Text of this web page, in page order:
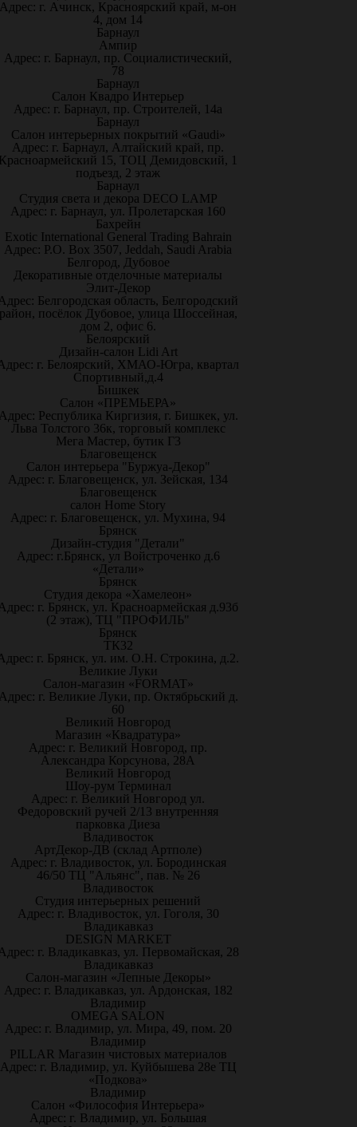
Адрес: г. Ачинск, Красноярский край, м-он
4, дом 14
Барнаул
Ампир
Адрес: г. Барнаул, пр. Социалистический,
78
Барнаул
Салон Квадро Интерьер
Адрес: г. Барнаул, пр. Строителей, 14а
Барнаул
Салон интерьерных покрытий «Gaudi»
Адрес: г. Барнаул, Алтайский край, пр.
15, ТОЦ Демидовский, 1
подъезд, 2 этаж
Барнаул
Студия света и декора DECO LAMP
Адрес: г. Барнаул, ул. Пролетарская 160
Бахрейн
Exotic International General Trading Bahrain
Адрес: P.O. Box 3507, Jeddah, Saudi Arabia
Белгород, Дубовое
Декоративные отделочные материалы
Элит-Декор
Белгородская область, Белгородский
посёлок Дубовое, улица Шоссейная,
дом 2, офис 6.
Белоярский
Дизайн-салон Lidi Art
г. Белоярский, ХМАО-Югра, квартал
Спортивный,д.4
Бишкек
Салон «ПРЕМЬЕРА»
Республика Киргизия, г. Бишкек, ул.
Льва Толстого 36к, торговый комплекс
Мега Мастер, бутик Г3
Благовещенск
Салон интерьера "Буржуа-Декор"
Адрес: г. Благовещенск, ул. Зейская, 134
Благовещенск
салон Home Story
Адрес: г. Благовещенск, ул. Мухина, 94
Брянск
Дизайн-студия "Детали"
Адрес: г.Брянск, ул Войстроченко д.6
«Детали»
Брянск
Студия декора «Хамелеон»
г. Брянск, ул. Красноармейская д.93б
(2 этаж), ТЦ "ПРОФИЛЬ"
Брянск
ТК32
г. Брянск, ул. им. О.Н. Строкина, д.2.
Великие Луки
Салон-магазин «FORMAT»
г. Великие Луки, пр. Октябрьский д.
60
Великий Новгород
Магазин «Квадратура»
Адрес: г. Великий Новгород, пр.
Александра Корсунова, 28А
Великий Новгород
Шоу-рум Терминал
Адрес: г. Великий Новгород ул.
Федоровский ручей 2/13 внутренняя
парковка Диеза
Владивосток
АртДекор-ДВ (склад Артполе)
Адрес: г. Владивосток, ул. Бородинская
46/50 ТЦ "Альянс", пав. № 26
Владивосток
Студия интерьерных решений
Адрес: г. Владивосток, ул. Гоголя, 30
Владикавказ
DESIGN MARKET
г. Владикавказ, ул. Первомайская, 28
Владикавказ
Салон-магазин «Лепные Декоры»
Адрес: г. Владикавказ, ул. Ардонская, 182
Владимир
OMEGA SALON
Адрес: г. Владимир, ул. Мира, 49, пом. 20
Владимир
PILLAR Магазин чистовых материалов
Адрес: г. Владимир, ул. Куйбышева 28е ТЦ
«Подкова»
Владимир
Салон «Философия Интерьера»
Адрес: г. Владимир, ул. Большая